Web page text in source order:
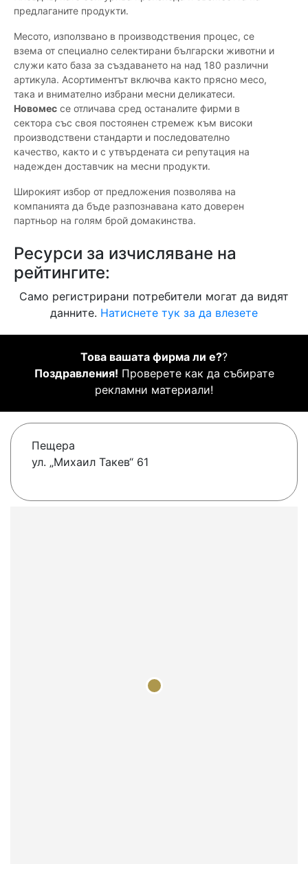
предлаганите продукти.
Месото, използвано в производствения процес, се
взема от специално селектирани български животни и
служи като база за създаването на над 180 различни
артикула. Асортиментът включва както прясно месо,
така и внимателно избрани месни деликатеси.
Новомес се отличава сред останалите фирми в
сектора със своя постоянен стремеж към високи
производствени стандарти и последователно
качество, както и с утвърдената си репутация на
надежден доставчик на месни продукти.
Широкият избор от предложения позволява на
компанията да бъде разпознавана като доверен
партньор на голям брой домакинства.
Ресурси за изчисляване на
рейтингите:
Само регистрирани потребители могат да видят
данните. Натиснете тук за да влезете
Това вашата фирма ли е??
Поздравления! Проверете как да събирате
рекламни материали!
Пещера
ул. „Михаил Такев“ 61